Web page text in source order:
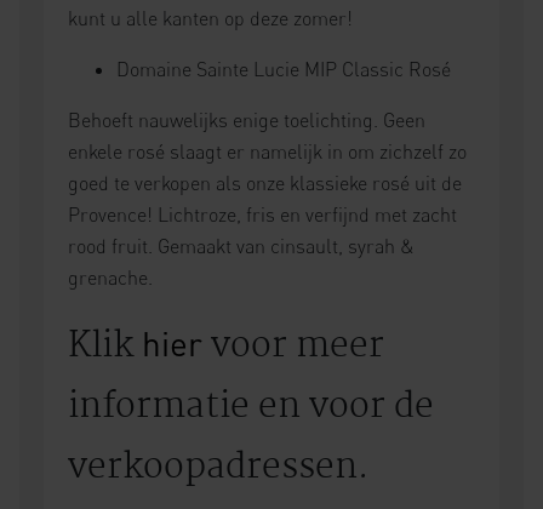
kunt u alle kanten op deze zomer!
Domaine Sainte Lucie MIP Classic Rosé
Behoeft nauwelijks enige toelichting. Geen
enkele rosé slaagt er namelijk in om zichzelf zo
goed te verkopen als onze klassieke rosé uit de
Provence! Lichtroze, fris en verfijnd met zacht
rood fruit. Gemaakt van cinsault, syrah &
grenache.
Klik hier voor meer
informatie en voor de
verkoopadressen.